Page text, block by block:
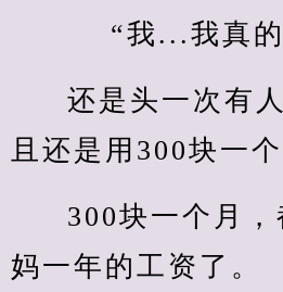
“我...我
还是头一次有
且还是用300块一个
300块一个月
妈一年的工资了。